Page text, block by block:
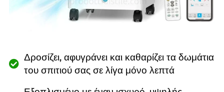
Δροσίζει, αφυγράνει και καθαρίζει τα δωμάτια
του σπιτιού σας σε λίγα μόνο λεπτά